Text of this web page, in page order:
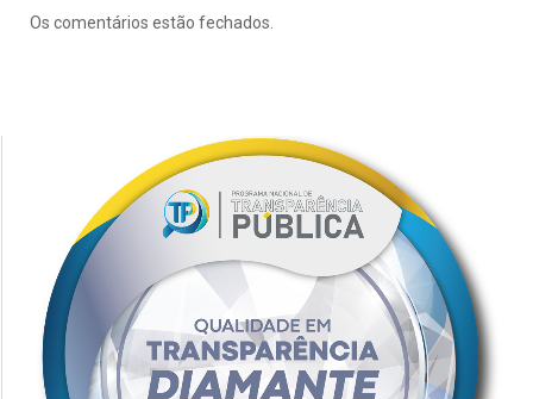
Os comentários estão fechados.